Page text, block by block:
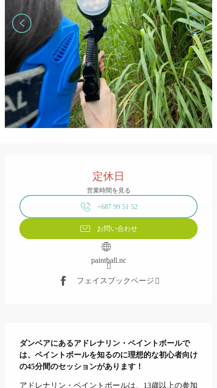
定休日
営業時間を見る
+687 99 51 52
お問い合わせ
paintball.nc
フェイスブックページ
ダンベアにあるアドレナリン・ペイントボールで
は、ペイントボールを知るのに理想的な初心者向け
の45分間のセッションがあります！
アドレナリン・ペイントボールは、13歳以上の参加